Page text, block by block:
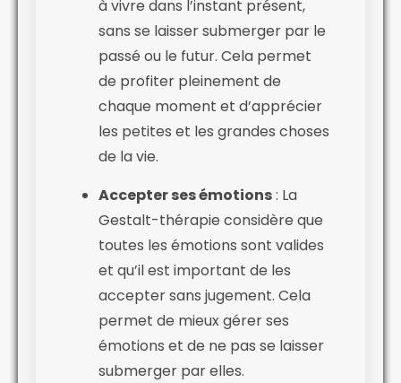
à vivre dans l’instant présent,
sans se laisser submerger par le
passé ou le futur. Cela permet
de profiter pleinement de
chaque moment et d’apprécier
les petites et les grandes choses
de la vie.
Accepter ses émotions: La
Gestalt-thérapie considère que
toutes les émotions sont valides
et qu’il est important de les
accepter sans jugement. Cela
permet de mieux gérer ses
émotions et de ne pas se laisser
submerger par elles.